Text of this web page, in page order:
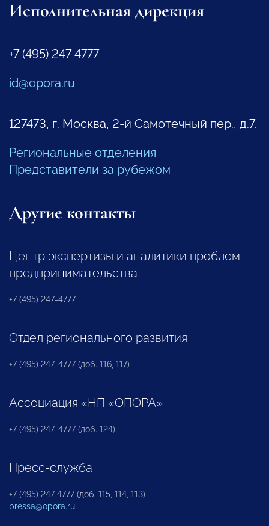
Исполнительная дирекция
+7 (495) 247 4777
id@opora.ru
127473, г. Москва, 2-й Самотечный пер., д.7.
Региональные отделения
Представители за рубежом
Другие контакты
Центр экспертизы и аналитики проблем
предпринимательства
+7 (495) 247-4777
Отдел регионального развития
+7 (495) 247-4777 (доб. 116, 117)
Ассоциация «НП «ОПОРА»
+7 (495) 247-4777 (доб. 124)
Пресс-служба
+7 (495) 247 4777 (доб. 115, 114, 113)
pressa@opora.ru